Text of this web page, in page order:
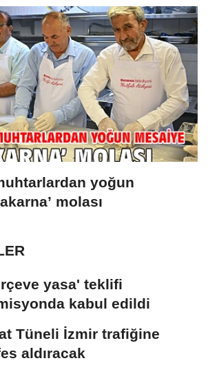
yoğun
molası
yasa' teklifi
kabul edildi
Tüneli İzmir trafiğine
aldıracak